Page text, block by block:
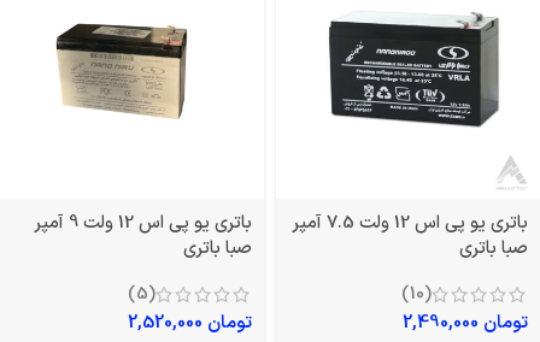
باتری یو پی اس 12 ولت 7.5 آمپر
صبا باتری
(10)
تومان
باتری یو پی اس 12 ولت 9 آمپر
صبا باتری
(5)
تومان